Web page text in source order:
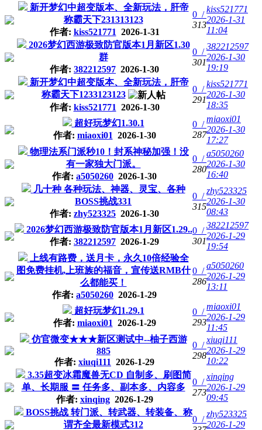
新开梦幻中超变版本、全新玩法，肝帝
称霸天下231313123
作者: kiss521771 2026-1-31
0 /
313
kiss521771
2026-1-31
11:04
2026梦幻西游极致防官版本1月新区1.30
群
作者: 382212597 2026-1-30
0 /
301
382212597
2026-1-30
19:19
新开梦幻中超变版本、全新玩法，肝帝
称霸天下1233123123
作者: kiss521771 2026-1-30
0 /
291
kiss521771
2026-1-30
18:35
超好玩梦幻1.30.1
作者: miaoxi01 2026-1-30
0 /
287
miaoxi01
2026-1-30
17:27
物理法系门派秒10！封系神秘加强！没
有一家独大门派。
作者: a5050260 2026-1-30
0 /
280
a5050260
2026-1-30
16:40
几十种 各种玩法、神器、灵宝、各种
BOSS挑战331
作者: zhy523325 2026-1-30
0 /
315
zhy523325
2026-1-30
08:43
2026梦幻西游极致防官版本1月新区1.29..
作者: 382212597 2026-1-29
0 /
301
382212597
2026-1-29
19:54
上线有路费，送月卡，永久10倍经验全
图免费挂机,上班族的福音，宣传送RMB什
么都能买！
作者: a5050260 2026-1-29
0 /
286
a5050260
2026-1-29
13:11
超好玩梦幻1.29.1
作者: miaoxi01 2026-1-29
0 /
293
miaoxi01
2026-1-29
11:45
仿官微变★★★新区测试中--柚子西游
885
作者: xiuqi111 2026-1-29
0 /
298
xiuqi111
2026-1-29
10:22
3.35超变冰霜魔兽无CD 自制多、刷图简
单、长期服 〓 任务多、副本多、内容多
作者: xinqing2026-1-29
0 /
273
xinqing
2026-1-29
09:45
BOSS挑战 转门派、转武器、转装备、称
谓齐全最新模式312
0 /
zhy523325
2026-1-29